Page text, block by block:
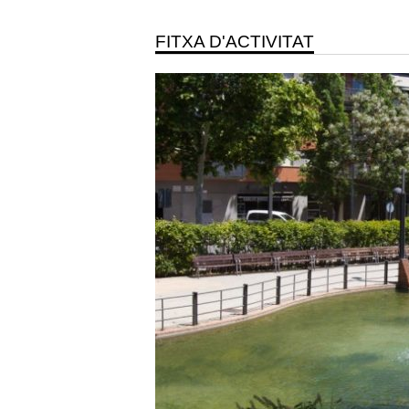
FITXA D'ACTIVITAT